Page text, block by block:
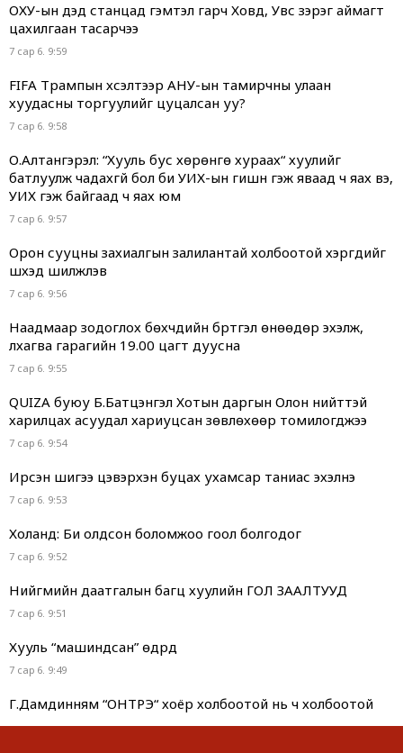
ОХУ-ын дэд станцад гэмтэл гарч Ховд, Увс зэрэг аймагт
цахилгаан тасарчээ
7 сар 6. 9:59
FIFA Трампын хүсэлтээр АНУ-ын тамирчны улаан
хуудасны торгуулийг цуцалсан уу?
7 сар 6. 9:58
О.Алтангэрэл: “Хууль бус хөрөнгө хураах“ хуулийг
батлуулж чадахгүй бол би УИХ-ын гишүүн гэж яваад ч яах вэ,
УИХ гэж байгаад ч яах юм
7 сар 6. 9:57
Орон сууцны захиалгын залилантай холбоотой хэргүүдийг
шүүхэд шилжүүлэв
7 сар 6. 9:56
Наадмаар зодоглох бөхчүүдийн бүртгэл өнөөдөр эхэлж,
лхагва гарагийн 19.00 цагт дуусна
7 сар 6. 9:55
QUIZA буюу Б.Батцэнгэл Хотын даргын Олон нийттэй
харилцах асуудал хариуцсан зөвлөхөөр томилогджээ
7 сар 6. 9:54
Ирсэн шигээ цэвэрхэн буцах ухамсар таниас эхэлнэ
7 сар 6. 9:53
Холанд: Би олдсон боломжоо гоол болгодог
7 сар 6. 9:52
Нийгмийн даатгалын багц хуулийн ГОЛ ЗААЛТУУД
7 сар 6. 9:51
Хууль “машиндсан” өдрүүд
7 сар 6. 9:49
Г.Дамдинням “ОНТРЭ“ хоёр холбоотой нь ч холбоотой
юм...